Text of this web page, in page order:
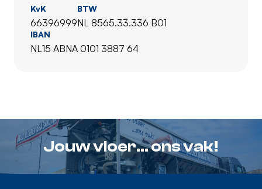
KvK
66396999
BTW
NL 8565.33.336 B01
IBAN
NL15 ABNA 0101 3887 64
Jouw vloer... ons vak!